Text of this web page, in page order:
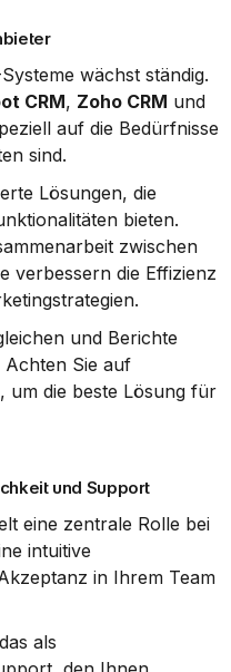
wächst ständig.
CRM, Zoho CRM und
auf die Bedürfnisse
sind.
Lösungen, die
bieten.
zwischen
verbessern die Effizienz
und Berichte
Achten Sie auf
um die beste Lösung für
und Support
eine zentrale Rolle bei
intuitive
in Ihrem Team
als